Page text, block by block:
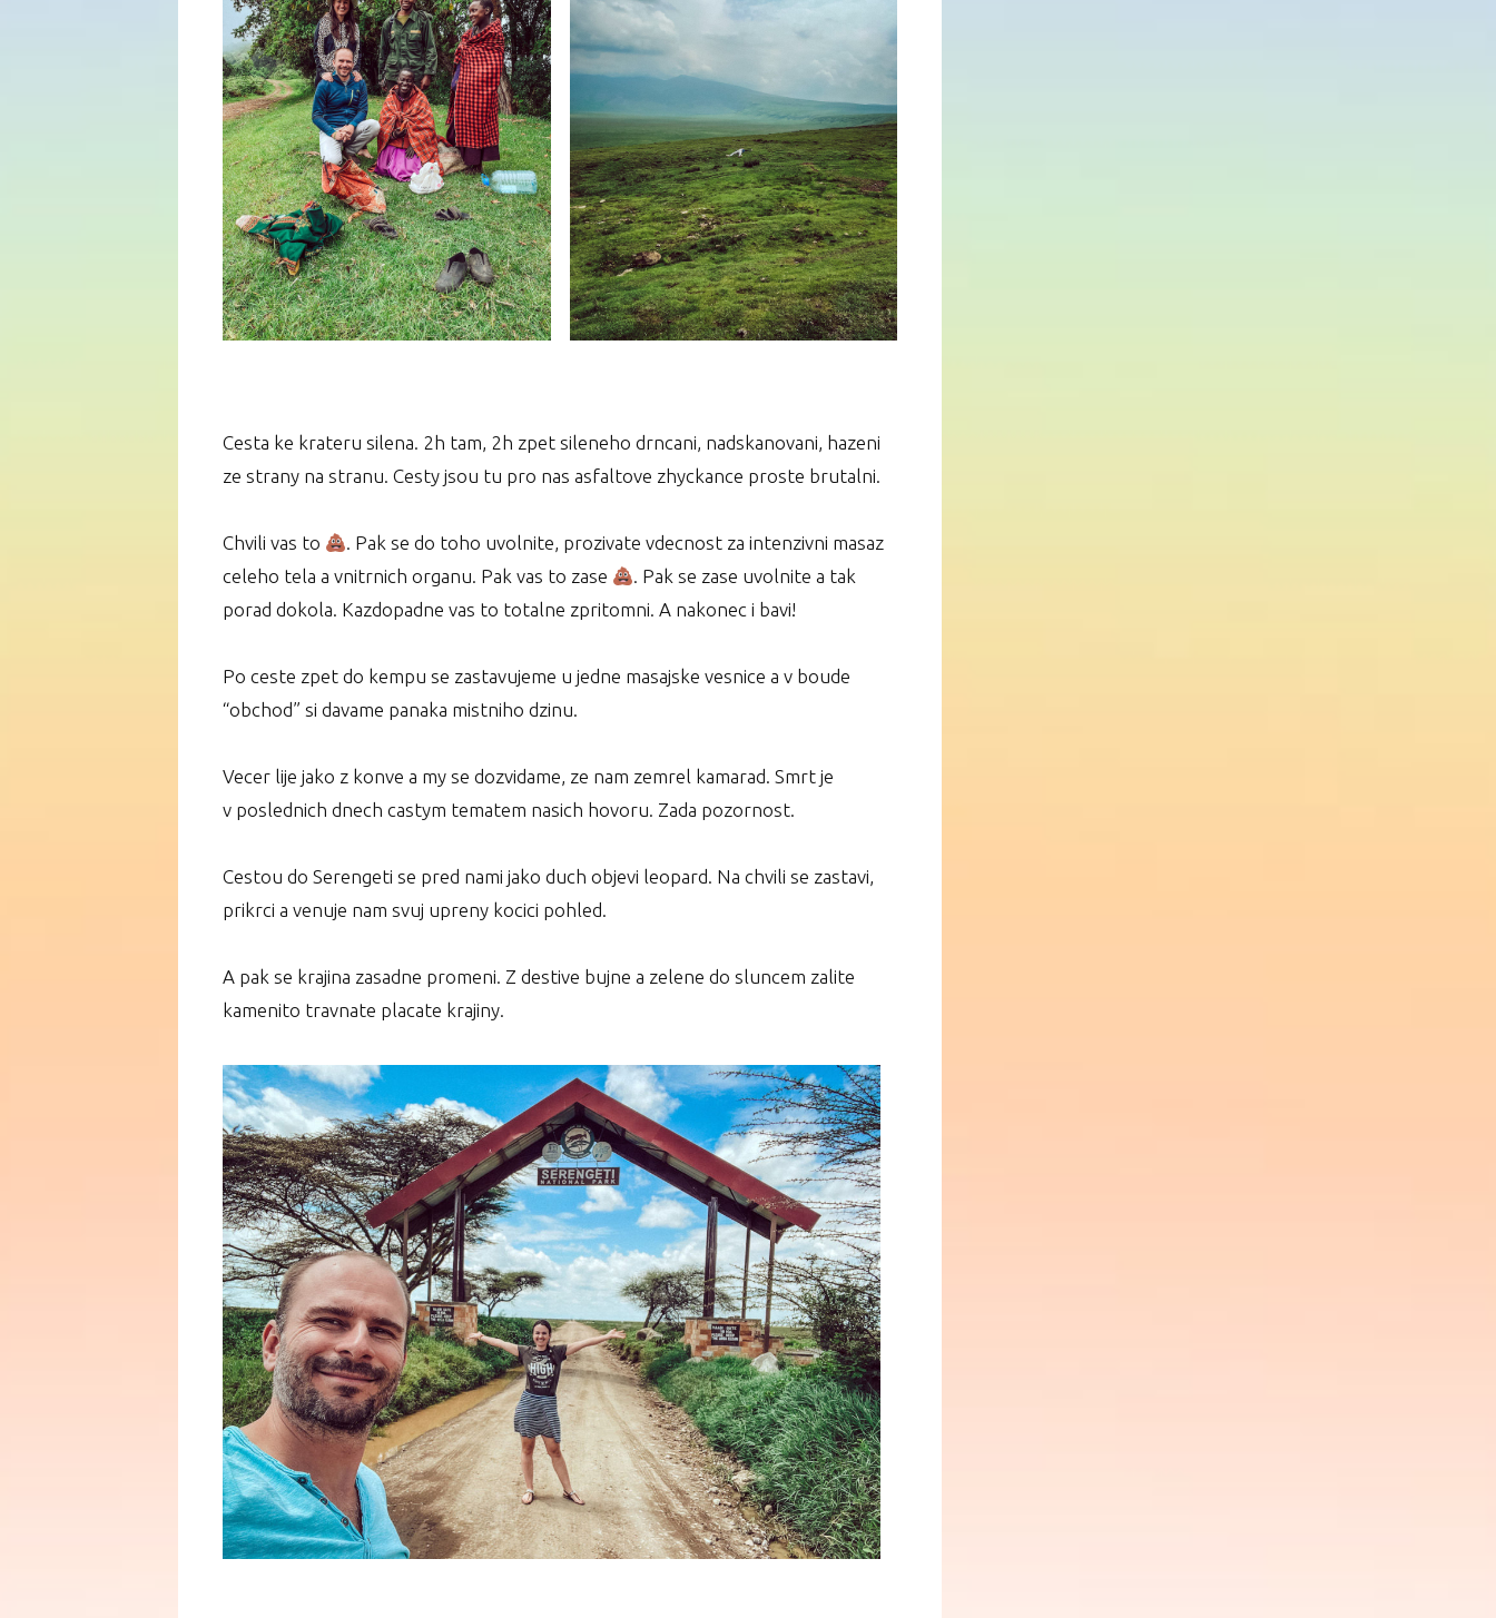
Cesta ke krateru silena. 2h tam, 2h zpet sileneho drncani, nadskanovani, hazeni
ze strany na stranu. Cesty jsou tu pro nas asfaltove zhyckance proste brutalni. ⁣
Chvili vas to
. Pak se do toho uvolnite, prozivate vdecnost za intenzivni masaz
celeho tela a vnitrnich organu. Pak vas to zase
. Pak se zase uvolnite a tak
porad dokola. Kazdopadne vas to totalne zpritomni. A nakonec i bavi!⁣
Po ceste zpet do kempu se zastavujeme u jedne masajske vesnice a v boude
“obchod” si davame panaka mistniho dzinu.⁣
Vecer lije jako z konve a my se dozvidame, ze nam zemrel kamarad. Smrt je
v poslednich dnech castym tematem nasich hovoru. Zada pozornost.⁣
Cestou do Serengeti se pred nami jako duch objevi leopard. Na chvili se zastavi,
prikrci a venuje nam svuj upreny kocici pohled. ⁣
A pak se krajina zasadne promeni. Z destive bujne a zelene do sluncem zalite
kamenito travnate placate krajiny.⁣